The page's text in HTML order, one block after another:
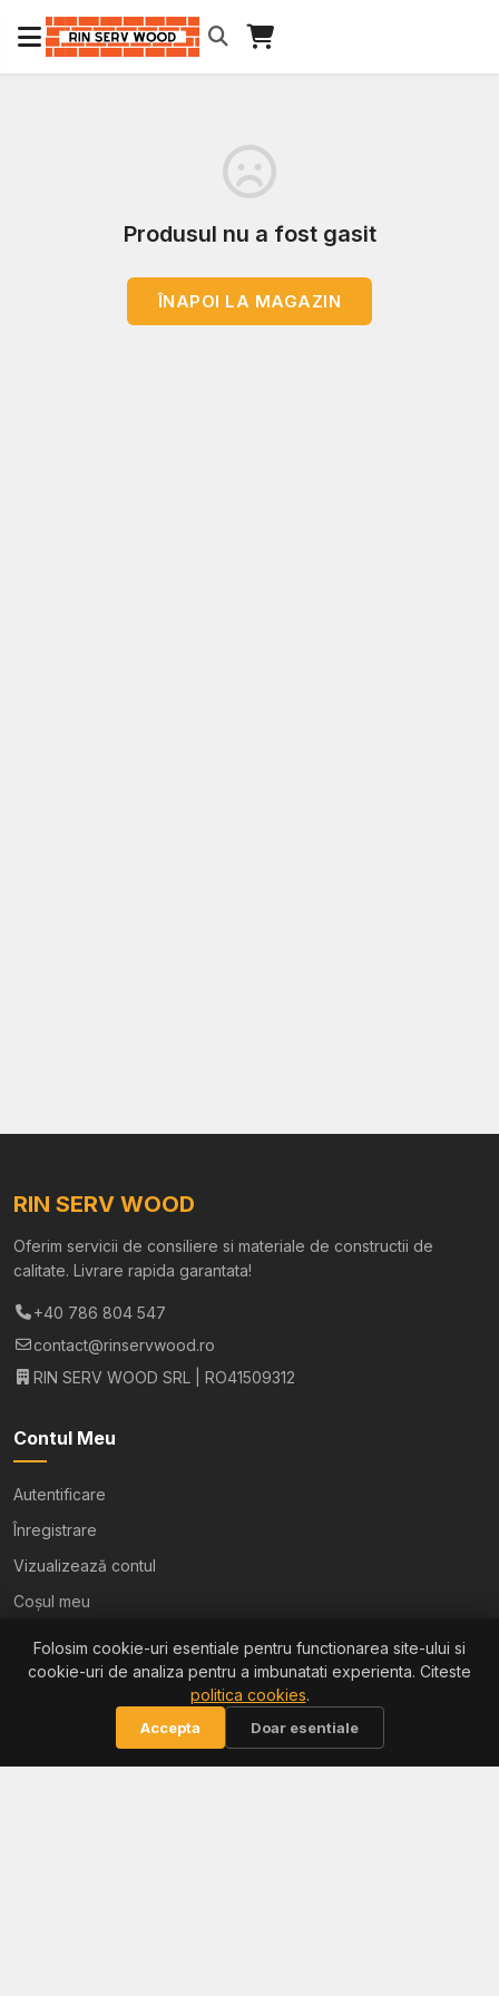
Produsul nu a fost gasit
ÎNAPOI LA MAGAZIN
RIN SERV WOOD
Oferim servicii de consiliere si materiale de constructii de
calitate. Livrare rapida garantata!
+40 786 804 547
contact@rinservwood.ro
RIN SERV WOOD SRL | RO41509312
Contul Meu
Autentificare
Înregistrare
Vizualizează contul
Coșul meu
Ajutor
Termeni și condiții
Politica de confidențialitate
Folosim cookie-uri esentiale pentru functionarea site-ului si
cookie-uri de analiza pentru a imbunatati experienta. Citeste
politica cookies.
Accepta Doar esentiale